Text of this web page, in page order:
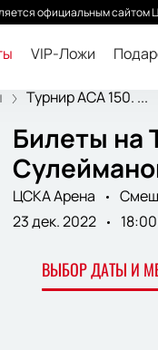
официальным сайтом
VIP-Ложи
Турнир АСА 150. ...
Билеты на
ЦСКА Арена
23 дек. 2022
18:00
ВЫБОР ДАТЫ И